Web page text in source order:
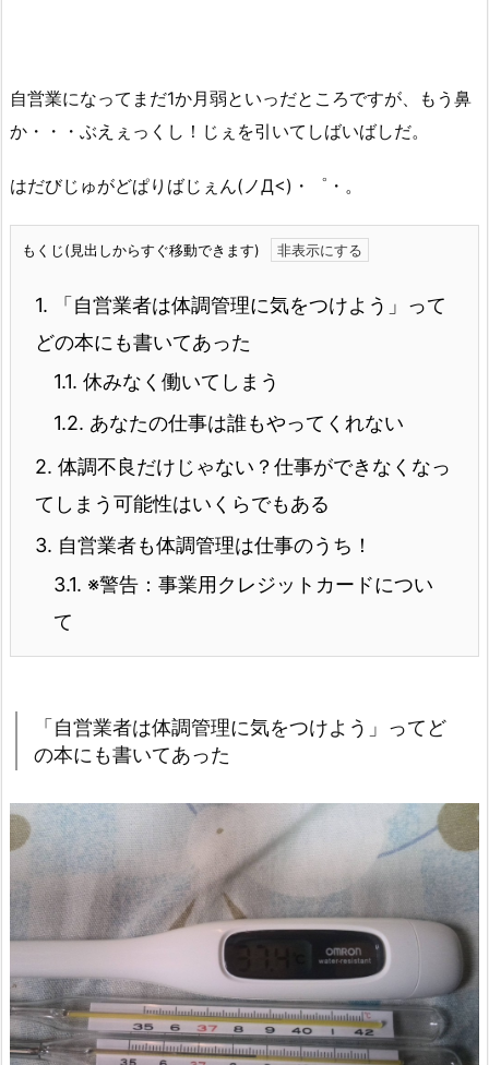
自営業になってまだ1か月弱といっだところですが、もう鼻
か・・・ぶえぇっくし！じぇを引いてしばいばしだ。
はだびじゅがどぱりばじぇん(ノД<)・゜・。
もくじ(見出しからすぐ移動できます)
1. 「自営業者は体調管理に気をつけよう」って
どの本にも書いてあった
1.1. 休みなく働いてしまう
1.2. あなたの仕事は誰もやってくれない
2. 体調不良だけじゃない？仕事ができなくなっ
てしまう可能性はいくらでもある
3. 自営業者も体調管理は仕事のうち！
3.1. ※警告：事業用クレジットカードについ
て
「自営業者は体調管理に気をつけよう」ってど
の本にも書いてあった